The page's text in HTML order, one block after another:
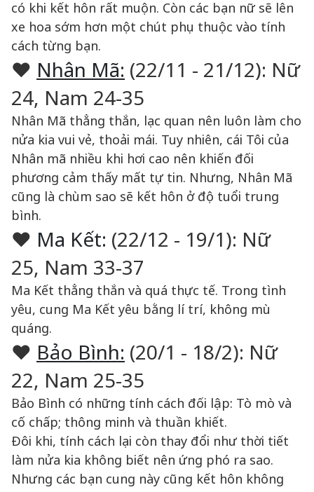
có khi kết hôn rất muộn. Còn các bạn nữ sẽ lên
xe hoa sớm hơn một chút phụ thuộc vào tính
cách từng bạn.
♥ Nhân Mã: (22/11 - 21/12): Nữ
24, Nam 24-35
Nhân Mã thẳng thắn, lạc quan nên luôn làm cho
nửa kia vui vẻ, thoải mái. Tuy nhiên, cái Tôi của
Nhân mã nhiều khi hơi cao nên khiến đối
phương cảm thấy mất tự tin. Nhưng, Nhân Mã
cũng là chùm sao sẽ kết hôn ở độ tuổi trung
bình.
♥ Ma Kết: (22/12 - 19/1): Nữ
25, Nam 33-37
Ma Kết thẳng thắn và quá thực tế. Trong tình
yêu, cung Ma Kết yêu bằng lí trí, không mù
quáng.
♥ Bảo Bình: (20/1 - 18/2): Nữ
22, Nam 25-35
Bảo Bình có những tính cách đối lập: Tò mò và
cố chấp; thông minh và thuần khiết.
Đôi khi, tính cách lại còn thay đổi như thời tiết
làm nửa kia không biết nên ứng phó ra sao.
Nhưng các bạn cung này cũng kết hôn không